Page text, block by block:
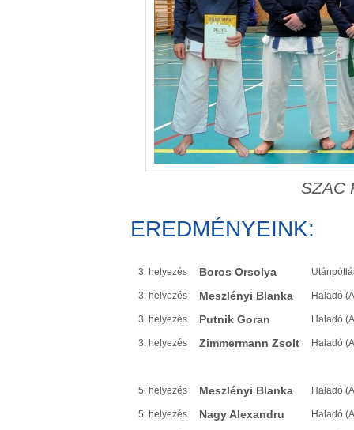
SZAC
EREDMÉNYEINK:
3. helyezés Boros Orsolya
3. helyezés Meszlényi Blanka Haladó
3. helyezés Putnik Goran Haladó
3. helyezés Zimmermann Zsolt Haladó
5. helyezés Meszlényi Blanka Haladó
5. helyezés Nagy Alexandru Haladó